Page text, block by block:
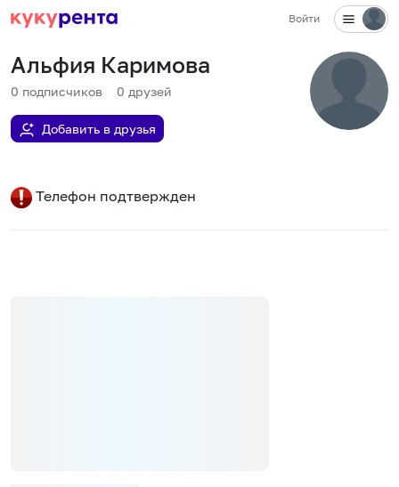
Войти
Альфия Каримова
0 подписчиков 0 друзей
Добавить в друзья
Телефон подтвержден